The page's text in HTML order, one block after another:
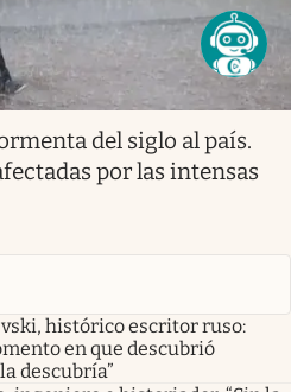
del siglo al país.
por las intensas
histórico escritor ruso:
en que descubrió
descubría”